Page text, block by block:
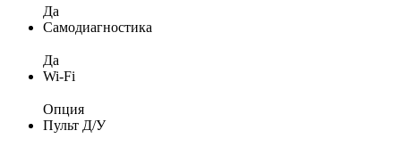
Да
Самодиагностика
Да
Wi-Fi
Опция
Пульт Д/У